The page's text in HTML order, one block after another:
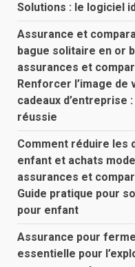
Solutions : le logiciel
Assurance et
bague solitaire en or
assurances et
Renforcer l’image
cadeaux d’entreprise
réussie
Comment réduire les
enfant et achats
assurances et
Guide pratique pour
pour enfant
Assurance pour
essentielle pour